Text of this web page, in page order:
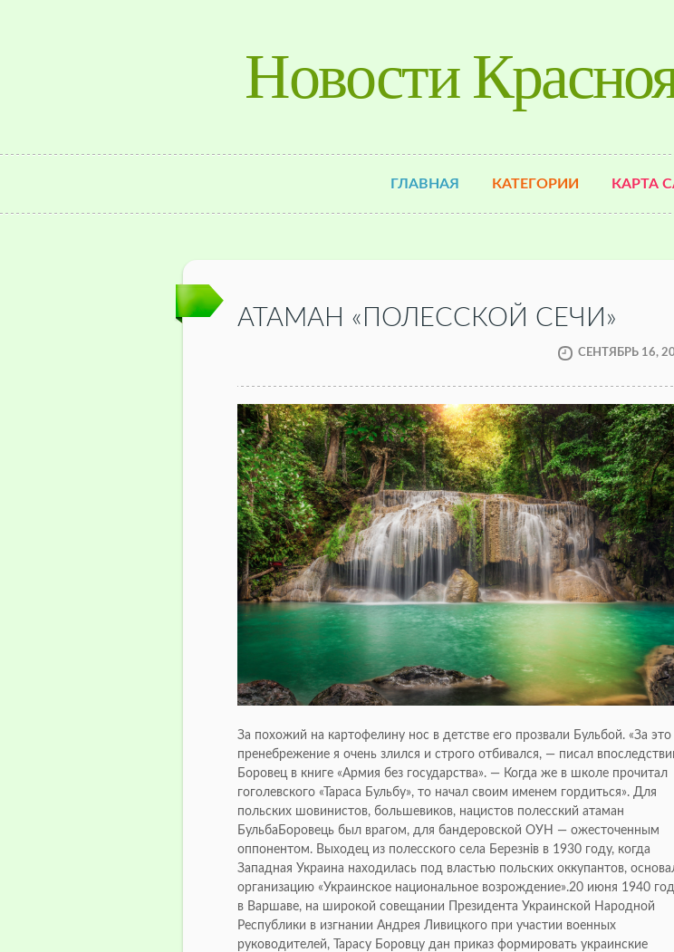
Новости
ГЛАВНАЯ КАТЕГОРИИ КАРТА
АТАМАН «ПОЛЕССКОЙ СЕЧИ»
СЕНТЯБРЬ 16,
За похожий на картофелину нос в детстве его прозвали Бульбой. «За это
пренебрежение я очень злился и строго отбивался, — писал
Боровец в книге «Армия без государства». — Когда же в школе прочитал
гоголевского «Тараса Бульбу», то начал своим именем гордиться». Для
польских шовинистов, большевиков, нацистов полесский атаман
БульбаБоровець был врагом, для бандеровской ОУН — ожесточенным
оппонентом. Выходец из полесского села Березнів в 1930 году, когда
Западная Украина находилась под властью польских оккупантов,
организацию «Украинское национальное возрождение».20 июня 1940
в Варшаве, на широкой совещании Президента Украинской Народной
Республики в изгнании Андрея Ливицкого при участии военных
руководителей, Тарасу Боровцу дан приказ формировать украинские